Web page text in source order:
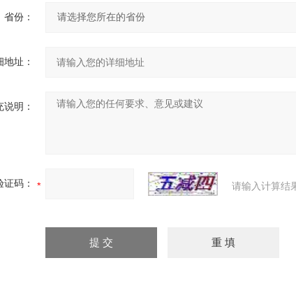
省份：
地址：
说明：
证码： 请输入计算结